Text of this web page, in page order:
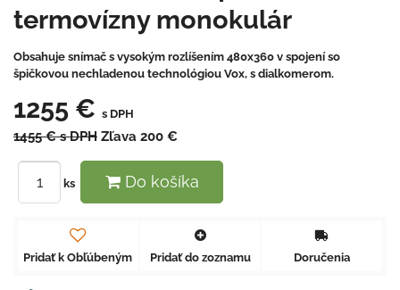
termovízny monokulár
Obsahuje snímač s vysokým rozlíšením 480x360 v spojení so
špičkovou nechladenou technológiou Vox, s dialkomerom.
1255 € s DPH
1455 € s DPH Zľava 200 €
ks Do košíka
Pridať k Obľúbeným Pridať do zoznamu Doručenia